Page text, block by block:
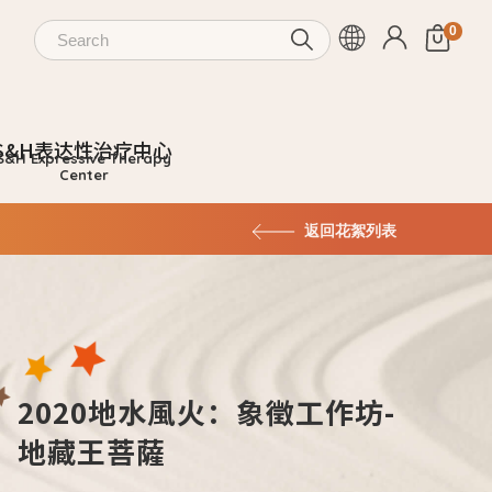
表达性治疗中心
返回花絮列表
2020地水風火：象徵工作坊-
地藏王菩薩